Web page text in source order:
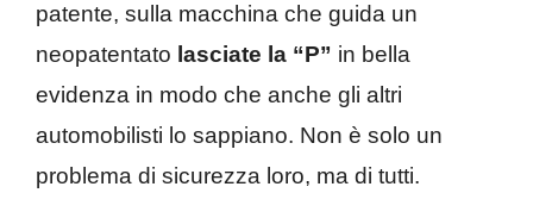
patente, sulla macchina che guida un
neopatentato lasciate la “P” in bella
evidenza in modo che anche gli altri
automobilisti lo sappiano. Non è solo un
problema di sicurezza loro, ma di tutti.